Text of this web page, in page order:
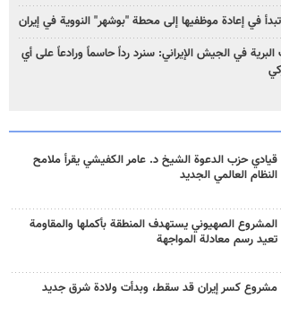
في إعادة موظفيها إلى محطة "بوشهر" النووية في إيران
البرية في الجيش الإيراني: سنرد رداً حاسماً ورادعاً على أي
قيادي حزب الدعوة الشيخ د. عامر الكفيشي يقرأ ملامح
النظام العالمي الجديد
المشروع الصهيوني يستهدف المنطقة بأكملها والمقاومة
تعيد رسم معادلة المواجهة
مشروع كسر إيران قد سقط، وبدأت ولادة شرق جديد